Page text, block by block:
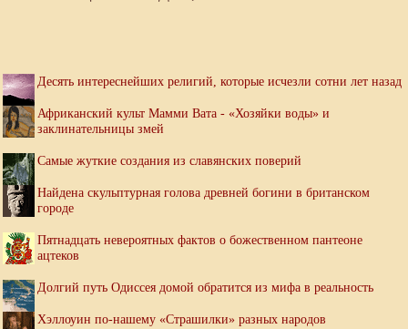
Десять интереснейших религий, которые исчезли сотни лет назад
Африканский культ Мамми Вата - «Хозяйки воды» и
заклинательницы змей
Самые жуткие создания из славянских поверий
Найдена скульптурная голова древней богини в британском
городе
Пятнадцать невероятных фактов о божественном пантеоне
ацтеков
Долгий путь Одиссея домой обратится из мифа в реальность
Хэллоуин по-нашему «Страшилки» разных народов